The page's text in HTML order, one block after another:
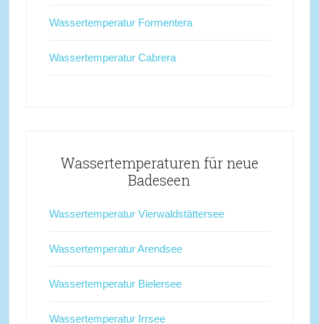
Wassertemperatur Formentera
Wassertemperatur Cabrera
Wassertemperaturen für neue
Badeseen
Wassertemperatur Vierwaldstättersee
Wassertemperatur Arendsee
Wassertemperatur Bielersee
Wassertemperatur Irrsee